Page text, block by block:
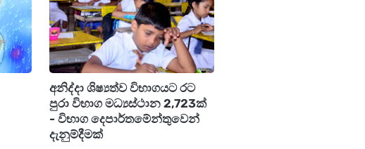
විවෘත කිරීම හෝ භාවිතා කිරීම
අනිද්දා ශිෂ්‍යත්ව විභාගයට රට
පුරා විභාග මධ්‍යස්ථාන 2,723ක්
- විභාග දෙපාර්තමේන්තුවෙන්
දැනුම්දීමක්